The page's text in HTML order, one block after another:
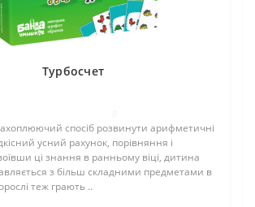
Турбосчет
спосіб розвинути арифметичні
усний рахунок, порівняння і
ці знання в ранньому віці, дитина
з більш складними предметами в
теж грають ..